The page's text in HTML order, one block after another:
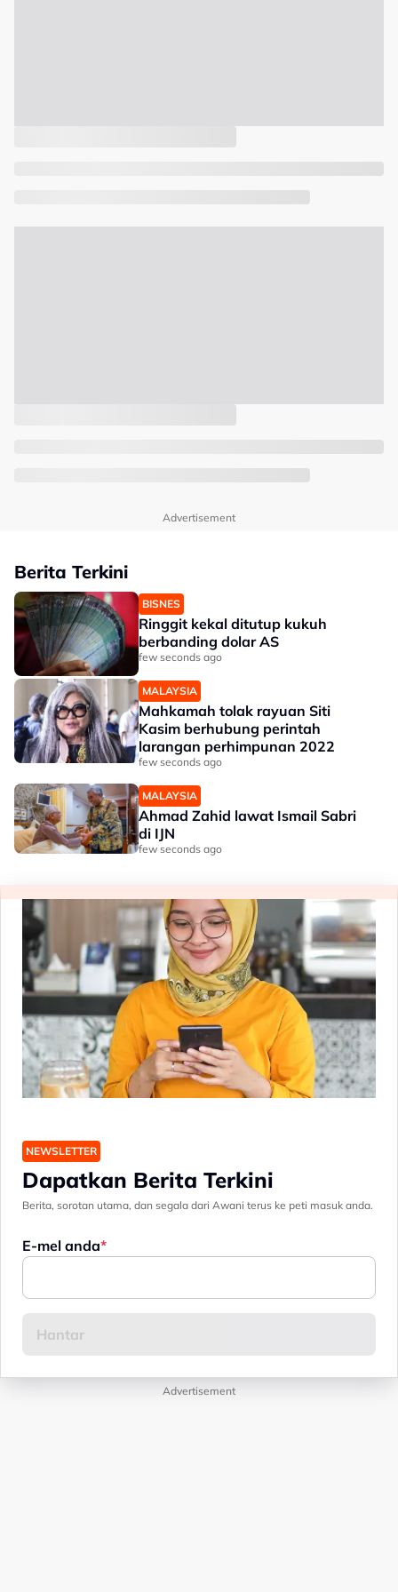
Advertisement
Berita Terkini
BISNES
Ringgit kekal ditutup kukuh
berbanding dolar AS
few seconds ago
MALAYSIA
Mahkamah tolak rayuan Siti
Kasim berhubung perintah
larangan perhimpunan 2022
few seconds ago
MALAYSIA
Ahmad Zahid lawat Ismail Sabri
di IJN
few seconds ago
NEWSLETTER
Dapatkan Berita Terkini
Berita, sorotan utama, dan segala dari Awani terus ke peti masuk anda.
E-mel anda
Advertisement